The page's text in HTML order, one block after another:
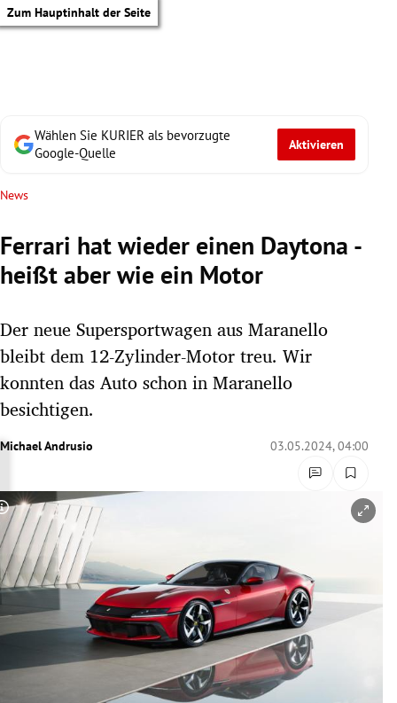
Zum Hauptinhalt der Seite
Untermenü
Untermenü
Untermenü
Untermenü
Untermenü
Untermenü
Untermenü
Wählen Sie KURIER als bevorzugte
Google-Quelle
Aktivieren
News
Ferrari hat wieder einen Daytona -
heißt aber wie ein Motor
Der neue Supersportwagen aus Maranello
bleibt dem 12-Zylinder-Motor treu. Wir
konnten das Auto schon in Maranello
besichtigen.
Michael Andrusio 03.05.2024, 04:00
Copyright-Hinweis öffnen/schließen